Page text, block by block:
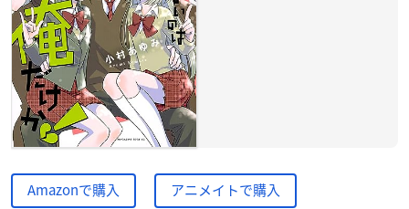
Amazonで購入 アニメイトで購入